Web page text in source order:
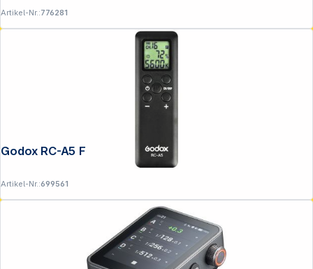
Artikel-Nr.:776281
Godox RC-A5 Fernbedienung
Artikel-Nr.:699561